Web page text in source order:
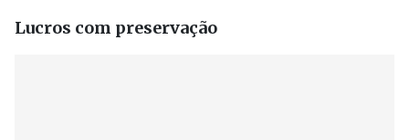
Lucros com preservação